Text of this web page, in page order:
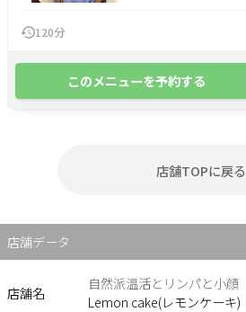
120分
このメニューを予約する
店舗TOPに戻る
店舗データ
店舗名
自然派温活とリンパと小顔
Lemon cake(レモンケーキ)